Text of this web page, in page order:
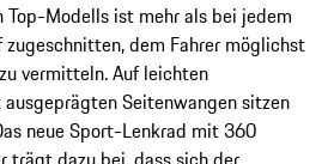
Top-Modells ist mehr als bei jedem
dem Fahrer möglichst
vermitteln. Auf leichten
Seitenwangen sitzen
neue Sport-Lenkrad mit 360